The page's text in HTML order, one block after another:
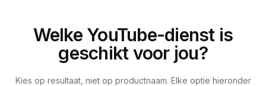
Welke YouTube-dienst is
geschikt voor jou?
Kies op resultaat, niet op productnaam. Elke optie hieronder